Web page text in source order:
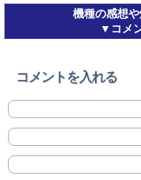
機種の感想
▼コメ
コメントを入れる